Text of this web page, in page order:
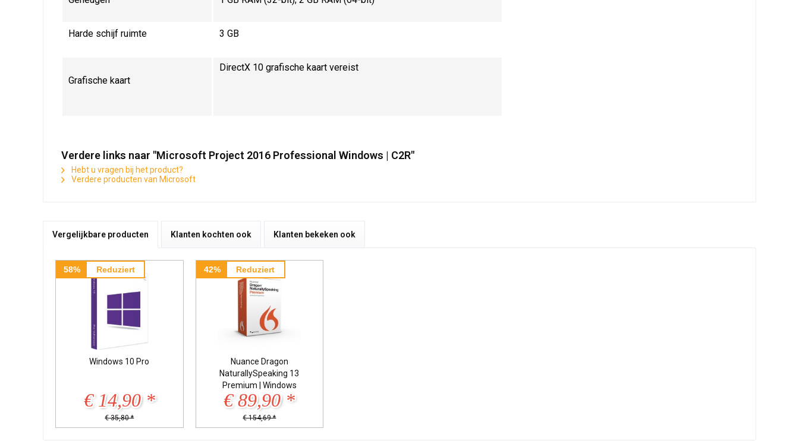
Harde schijf ruimte 3 GB
Grafische kaart
DirectX 10 grafische kaart vereist
Verdere links naar "Microsoft Project 2016 Professional Windows | C2R"
Hebt u vragen bij het product?
Verdere producten van Microsoft
Vergelijkbare producten Klanten kochten ook Klanten bekeken ook
58% Reduziert
Windows 10 Pro
€ 14,90 *
€ 35,80 *
42% Reduziert
Nuance Dragon
NaturallySpeaking 13
Premium | Windows
€ 89,90 *
€ 154,69 *